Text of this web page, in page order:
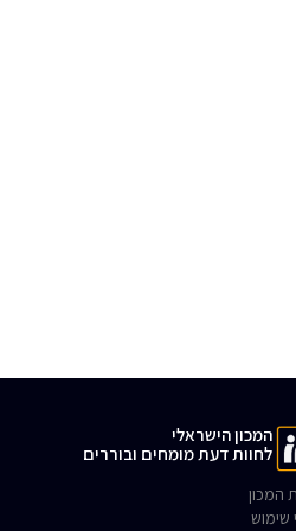
המכון הישראלי
לחוות דעת מומחים ובוררים
המכון
שימוש